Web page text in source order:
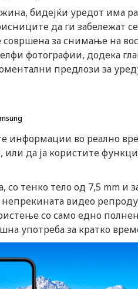
бидејќи уредот има
да ги забележат
за снимање на
фотографии, додека
предлози за
информации во реално
да ја користите
со тенко тело од 7,5 mm и
видео
со само едно
употреба за кратко